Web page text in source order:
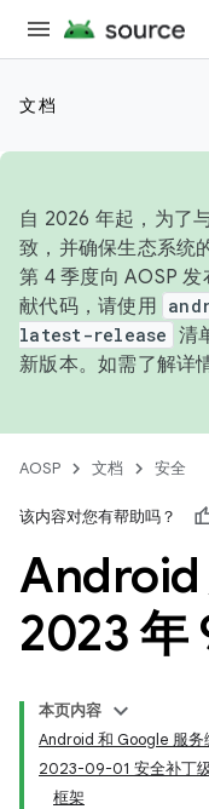
文档
自 2026 年起，为了
致，并确保生态系统
第 4 季度向 AOSP
献代码，请使用
latest-release 清
新版本。如需了解详
AOSP 文档 安全
该内容对您有帮助吗？
Android
2023 年
本页内容
Android 和 Google 服务
2023-09-01 安全补丁
框架